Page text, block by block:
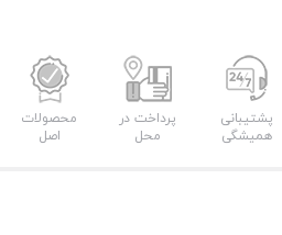
پشتیبانی
همیشگی
پرداخت در
محل
محصولات
اصل